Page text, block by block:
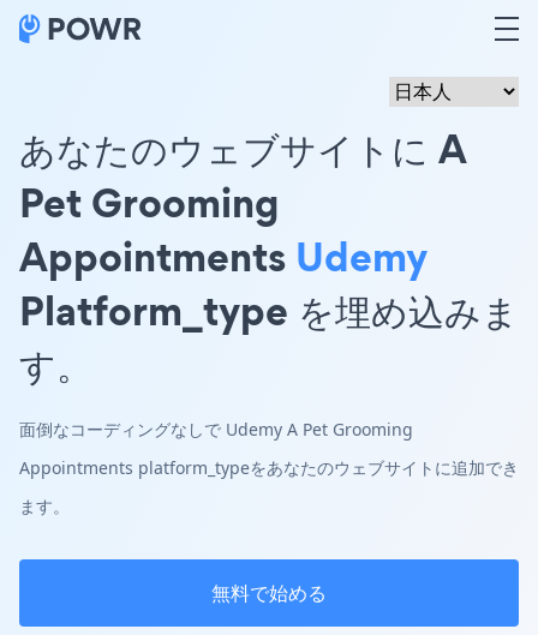
あなたのウェブサイトに A
Pet Grooming
Appointments Udemy
Platform_type を埋め込みま
す。
面倒なコーディングなしで Udemy A Pet Grooming
Appointments platform_typeをあなたのウェブサイトに追加でき
ます。
無料で始める